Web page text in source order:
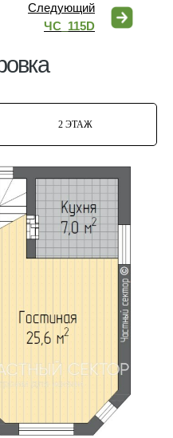
Следующий
ЧС_115D
2 ЭТАЖ